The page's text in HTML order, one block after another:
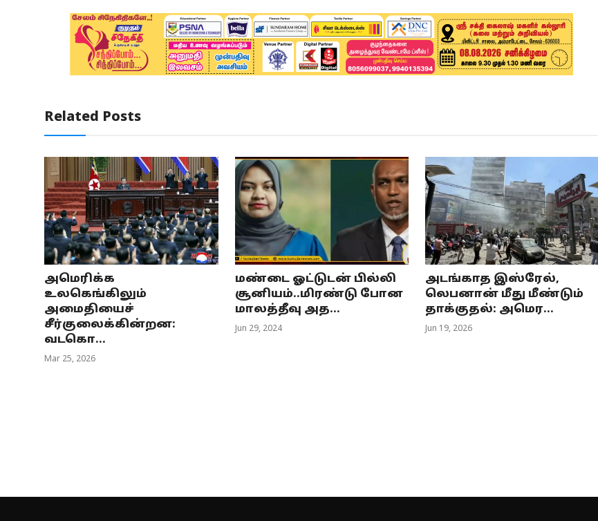
Related Posts
அமெரிக்க
உலகெங்கிலும்
அமைதியைச்
சீர்குலைக்கின்றன:
வடகொ...
Mar 25, 2026
மண்டை ஓட்டுடன் பில்லி
சூனியம்..மிரண்டு போன
மாலத்தீவு அத...
Jun 29, 2024
அடங்காத இஸ்ரேல்,
லெபனான் மீது மீண்டும்
தாக்குதல்: அமெர...
Jun 19, 2026